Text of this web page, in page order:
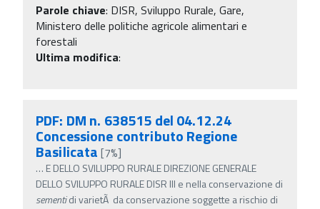
Parole chiave: DISR, Sviluppo Rurale, Gare,
Ministero delle politiche agricole alimentari e
forestali
Ultima modifica:
PDF: DM n. 638515 del 04.12.24
Concessione contributo Regione
Basilicata [7%]
… E DELLO SVILUPPO RURALE DIREZIONE GENERALE
DELLO SVILUPPO RURALE DISR III e nella conservazione di
sementidi varietÃ da conservazione soggette a rischio di